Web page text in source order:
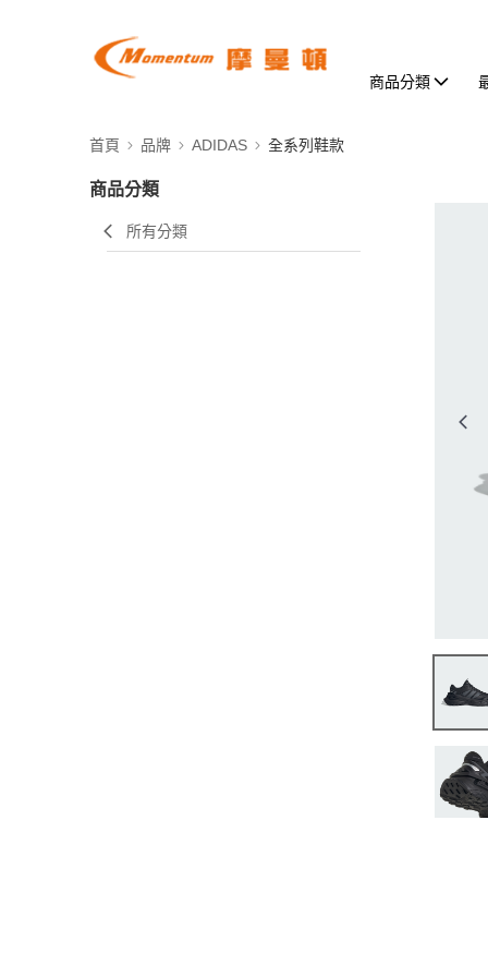
商品分類
首頁 品牌 ADIDAS 全系列鞋款
商品分類
所有分類